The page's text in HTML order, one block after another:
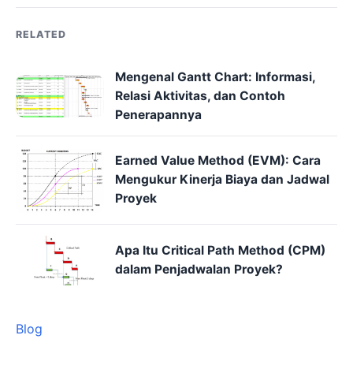
RELATED
Mengenal Gantt Chart: Informasi,
Relasi Aktivitas, dan Contoh
Penerapannya
Earned Value Method (EVM): Cara
Mengukur Kinerja Biaya dan Jadwal
Proyek
Apa Itu Critical Path Method (CPM)
dalam Penjadwalan Proyek?
Blog